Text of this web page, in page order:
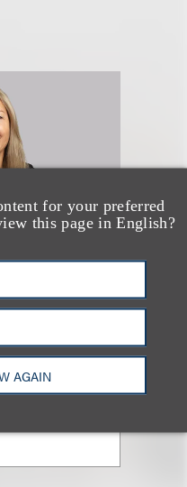
for your preferred
this page in English?
AGAIN